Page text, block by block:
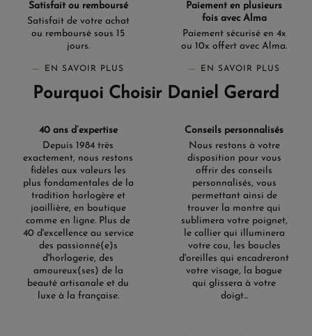
Satisfait ou remboursé
Satisfait de votre achat
ou remboursé sous 15
jours.
EN SAVOIR PLUS
Paiement en plusieurs
fois avec Alma
Paiement sécurisé en 4x
ou 10x offert avec Alma.
EN SAVOIR PLUS
Pourquoi Choisir Daniel Gerard
40 ans d’expertise
Depuis 1984 très
exactement, nous restons
fidèles aux valeurs les
plus fondamentales de la
tradition horlogère et
joaillière, en boutique
comme en ligne. Plus de
40 d'excellence au service
des passionné(e)s
d'horlogerie, des
amoureux(ses) de la
beauté artisanale et du
luxe à la française.
Conseils personnalisés
Nous restons à votre
disposition pour vous
offrir des conseils
personnalisés, vous
permettant ainsi de
trouver la montre qui
sublimera votre poignet,
le collier qui illuminera
votre cou, les boucles
d'oreilles qui encadreront
votre visage, la bague
qui glissera à votre
doigt...